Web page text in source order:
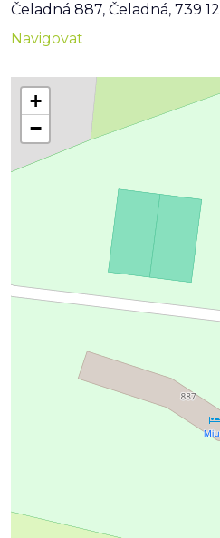
Čeladná 887, Čeladná, 739 12
Navigovat
+
−